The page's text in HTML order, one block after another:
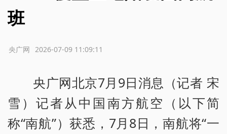
班
2026-07-09 11:09:11
央广网
央广网北京7月9日消息（记者 宋
雪）记者从中国南方航空（以下简
称“南航”）获悉，7月8日，南航将“一